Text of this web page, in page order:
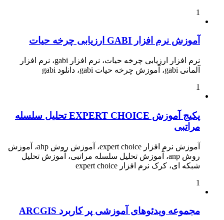
1
آموزش نرم افزار GABI ارزیابی چرخه حیات
نرم افزار ارزیابی چرخه حیات، نرم افزار gabi، نرم افزار
آلمانی gabi، آموزش چرخه حیات gabi، دانلود gabi
1
پکیج آموزش EXPERT CHOICE تحلیل سلسله
مراتبی
آموزش نرم افزار expert choice، آموزش روش ahp، آموزش
روش anp، آموزش تحلیل سلسله مراتبی، آموزش تحلیل
شبکه ای، کرک نرم افزار expert choice
1
مجموعه ویدئوهای آموزشی پر کاربرد ARCGIS